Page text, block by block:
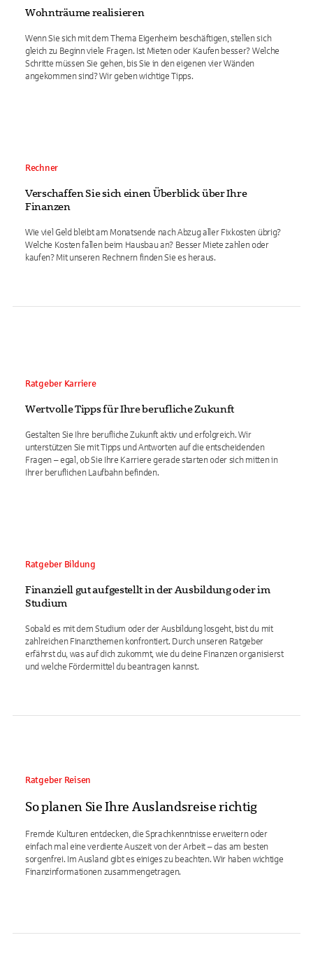
Wohnträume realisieren
Wenn Sie sich mit dem Thema Eigenheim beschäftigen, stellen sich
gleich zu Beginn viele Fragen. Ist Mieten oder Kaufen besser? Welche
Schritte müssen Sie gehen, bis Sie in den eigenen vier Wänden
angekommen sind? Wir geben wichtige Tipps.
Rechner
Verschaffen Sie sich einen Überblick über Ihre
Finanzen
Wie viel Geld bleibt am Monatsende nach Abzug aller Fixkosten übrig?
Welche Kosten fallen beim Hausbau an? Besser Miete zahlen oder
kaufen? Mit unseren Rechnern finden Sie es heraus.
Ratgeber Karriere
Wertvolle Tipps für Ihre berufliche Zukunft
Gestalten Sie Ihre berufliche Zukunft aktiv und erfolgreich. Wir
unterstützen Sie mit Tipps und Antworten auf die entscheidenden
Fragen – egal, ob Sie Ihre Karriere gerade starten oder sich mitten in
Ihrer beruflichen Laufbahn befinden.
Ratgeber Bildung
Finanziell gut aufgestellt in der Ausbildung oder im
Studium
Sobald es mit dem Studium oder der Ausbildung losgeht, bist du mit
zahlreichen Finanzthemen konfrontiert. Durch unseren Ratgeber
erfährst du, was auf dich zukommt, wie du deine Finanzen organisierst
und welche Fördermittel du beantragen kannst.
Ratgeber Reisen
So planen Sie Ihre Auslandsreise richtig
Fremde Kulturen entdecken, die Sprachkenntnisse erweitern oder
einfach mal eine verdiente Auszeit von der Arbeit – das am besten
sorgenfrei. Im Ausland gibt es einiges zu beachten. Wir haben wichtige
Finanzinformationen zusammengetragen.